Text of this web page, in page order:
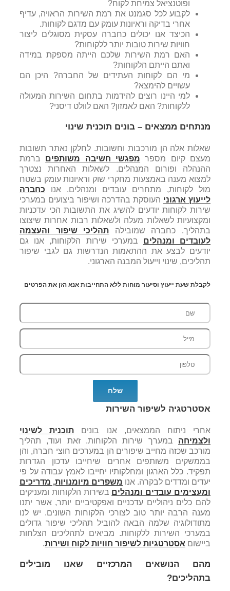
ופוטנציאל צמיחת לקוח?
לקבוע לכל סגמנט את רמת השירות הראויה, עדיף
אחרי בדיקה וראיונות עומק עם מדגם לקוחות.
הכיצד אנו יכולים כחברה עסקית מסוגלים ליצור
חוויות שירות טובות יותר ללקוחות?
האם רמת השירות שלכם הייתה מספקת במידה
ואתם הייתם הלקוחות?
מי הם לקוחות העתידים של החברה? היכן הם
עשויים להימצא?
למי היינו רוצים להידמות בתחום השירות המעולה
ללקוחות? האם לאמזון? האם לוולט דיסני?
מנתחים ממצאים – בונים תוכנית שינוי
שאלות אלה הן מורכבות וחשובות. לחלקן נאתר תשובות
מעצם קיום מספר מפגשי חשיבה משותפים ברמת
ההנהלה ופורום המנהלים. לשאלות האחרות נצטרך
למצוא מענה באמצעות מחקרי שוק וראיונות עומק בשטח
מול לקוחות, מתחרים עובדים ומנהלים. אנו כחברה
לייעוץ ארגוני העוסקת בהדרכה ושיפור ביצועים במערכי
שירות לקוחות יודעים להשיג את התשובות הכי עדכניות
ומקצועיות לשאלות מעלה ולשאלות רבות אחרות שיצוצו
בתהליך. כחברה שמובילה תהליכי שיפור והעצמה
לעובדים ומנהלים במערכי שירות הלקוחות, אנו גם
יודעים לבצע את ההתאמות הנדרשות גם לגבי שיפור
תהליכים, שינוי וייעול המבנה הארגוני.
לקבלת שעת ייעוץ וסיעור מוחות ללא התחייבות אנא הזן את הפרטים
אסטרטגיה לשיפור השירות
אחרי ניתוח הממצאים, אנו בונים תוכנית לשינוי
ולצמיחה במערך שירות הלקוחות. זאת ועוד, תהליך
מורכב שכזה מחייב שיפורים הן במערכים חוצי חברה, והן
בממשקים משותפים אחרים שיחייבו עדכון הגדרות
תפקיד. כלל הארגון ומחלקותיו יחייבו לאמץ עבודה על פי
יעדים ומדדים לבקרה. אנו משפרים מיומנויות, מדריכים
ומעצימים עובדים ומנהלים בשירות הלקוחות ומעניקים
להם כלים ניהוליים עדכניים ואפקטיביים יותר, אשר יתנו
מענה הרבה יותר טוב לצורכי הלקוחות השונים. יש לנו
מתודולוגיה שלמה הבאה להוביל תהליכי שיפור גדולים
במערכי השירות ללקוחות. מביאים לתהליכים הצלחות
ביישום אסטרטגיות לשיפור חוויות לקוח ושירות.
מהם הנושאים המרכזיים שאנו מובילים
בתהליכים?